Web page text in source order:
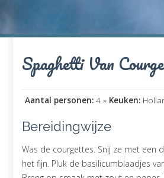
Spaghetti Van
Aantal personen: 4 » Keuken:
Bereidingwijze
Was de courgettes. Snij ze met een
het fijn. Pluk de basilicumblaadjes